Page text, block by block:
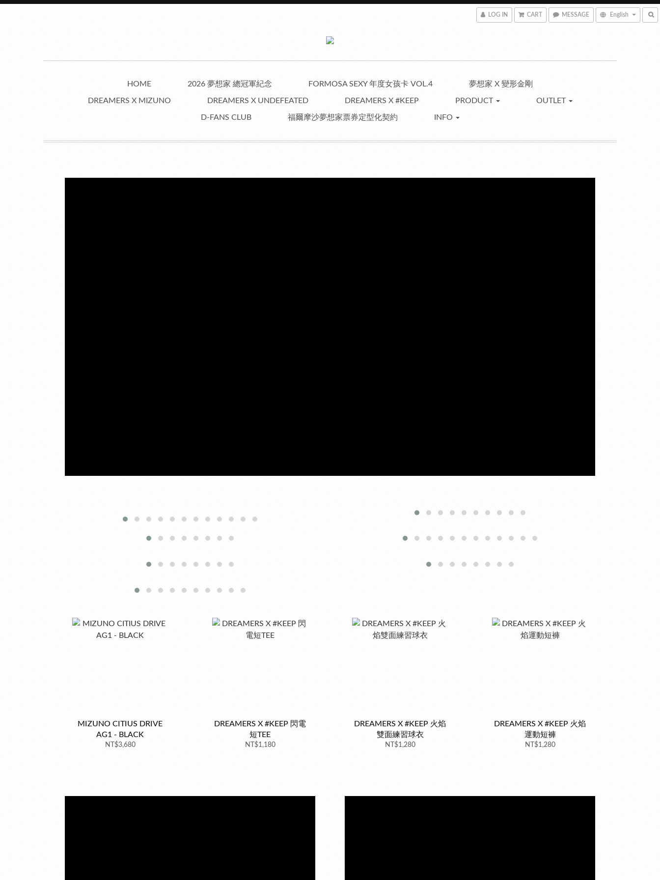
LOG IN CART MESSAGE English
HOME 2026 夢想家 總冠軍紀念 FORMOSA SEXY 年度女孩卡 VOL.4 夢想家 X 變形金剛
DREAMERS X MIZUNO DREAMERS X UNDEFEATED DREAMERS X #KEEP PRODUCT OUTLET
D-FANS CLUB 福爾摩沙夢想家票券定型化契約 INFO
MIZUNO CITIUS DRIVE
AG1 - BLACK
NT$3,680
DREAMERS X #KEEP 閃電
短TEE
NT$1,180
DREAMERS X #KEEP 火焰
雙面練習球衣
NT$1,280
DREAMERS X #KEEP 火焰
運動短褲
NT$1,280